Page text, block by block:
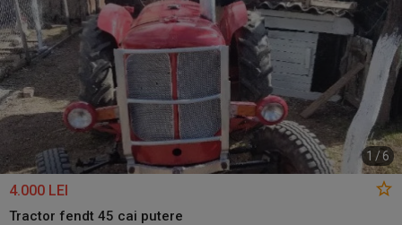
1 /6
4.000 LEI
Tractor fendt 45 cai putere